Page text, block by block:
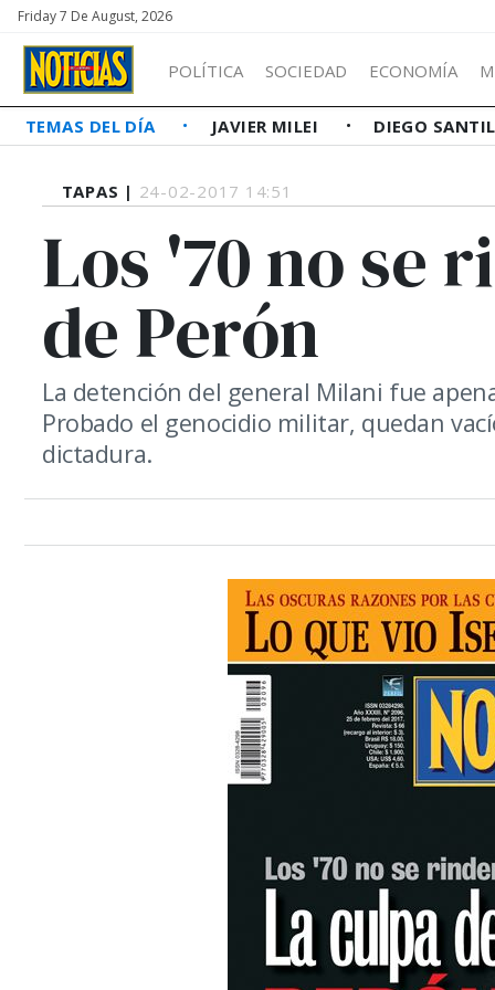
Friday 7 De August, 2026
POLÍTICA SOCIEDAD ECONOMÍA
TEMAS DEL DÍA JAVIER MILEI DIEGO
TAPAS | 24-02-2017 14:51
Los '70 no se
de Perón
La detención del general Milani fue
Probado el genocidio militar, quedan
dictadura.